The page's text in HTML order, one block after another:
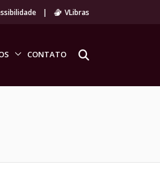
| VLibras
CONTATO